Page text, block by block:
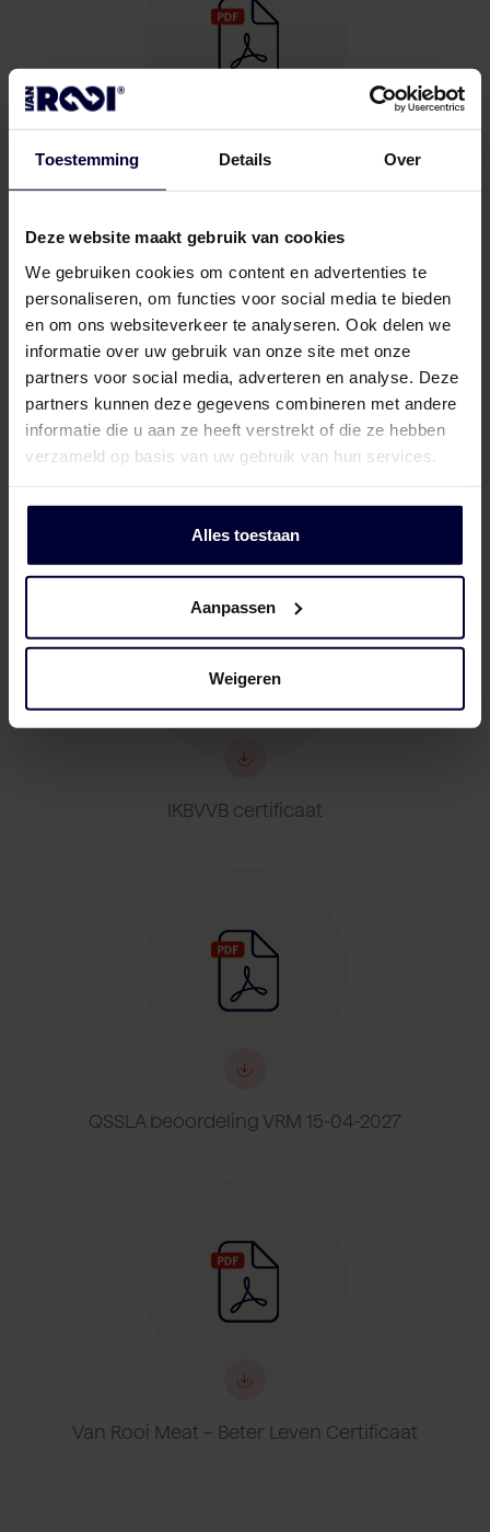
Toestemming Details Over
Deze website maakt gebruik van cookies
We gebruiken cookies om content en advertenties te
personaliseren, om functies voor social media te bieden
en om ons websiteverkeer te analyseren. Ook delen we
informatie over uw gebruik van onze site met onze
partners voor social media, adverteren en analyse. Deze
partners kunnen deze gegevens combineren met andere
informatie die u aan ze heeft verstrekt of die ze hebben
verzameld op basis van uw gebruik van hun services.
Alles toestaan
Aanpassen
Weigeren
Certificaat BRCfood 2026 – 2027
IKBVVB certificaat
QSSLA beoordeling VRM 15-04-2027
Van Rooi Meat – Beter Leven Certificaat